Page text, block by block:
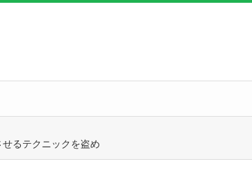
るテクニックを盗め